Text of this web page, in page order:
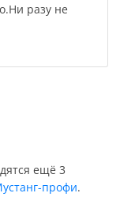
разу не
ещё 3
профи.